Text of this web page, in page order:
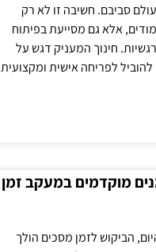
סביבם. חשיבה זו לא רק
אלא גם מסייעת בפיתוח
חינוך המעניק דגש על
לפריחה אישית ומקצועית
מוקדמים במעקב זמן
הביקוש לזמן מסכים הולך